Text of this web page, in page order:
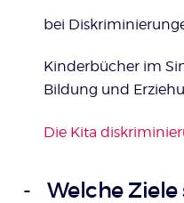
bei
Kinderbücher im
Bildung und
Die Kita
Welche